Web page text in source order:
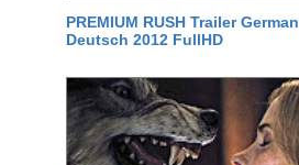
PREMIUM RUSH Trailer German
Deutsch 2012 FullHD